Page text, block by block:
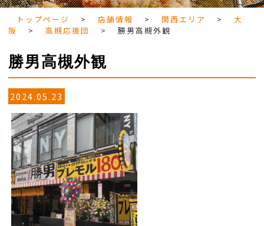
トップページ > 店舗情報 > 関西エリア >
大
阪
> 高槻応援団 > 勝男高槻外観
勝男高槻外観
2024.05.23